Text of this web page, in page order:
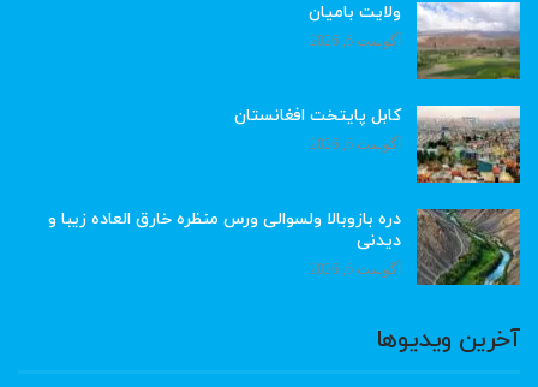
ولایت بامیان
آگوست 6, 2026
کابل پایتخت افغانستان
آگوست 6, 2026
دره بازوبالا ولسوالی ورس منظره خارق العاده زیبا و
دیدنی
آگوست 6, 2026
آخرین ویدیوها